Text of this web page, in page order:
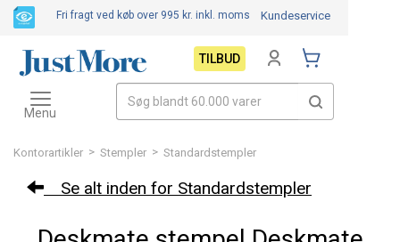
Kontorartikler > Stempler > Standardstempler
Se alt inden for Standardstempler
Fri fragt ved køb over 995 kr. inkl. moms Kundeservice
TILBUD
Toggle
navigation
Menu